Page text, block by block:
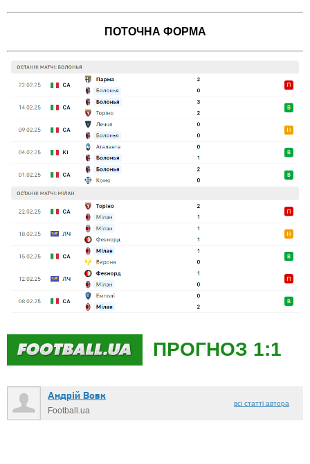
ПОТОЧНА ФОРМА
ПРОГНОЗ 1:1
Андрій Вовк
Football.ua
всі статті автора